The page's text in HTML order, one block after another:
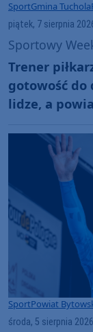
SportGmina Tuchola
piątek, 7 sierpnia
Sportowy
Trener
gotowość do
lidze, a
SportPowiat
środa, 5 sierpnia